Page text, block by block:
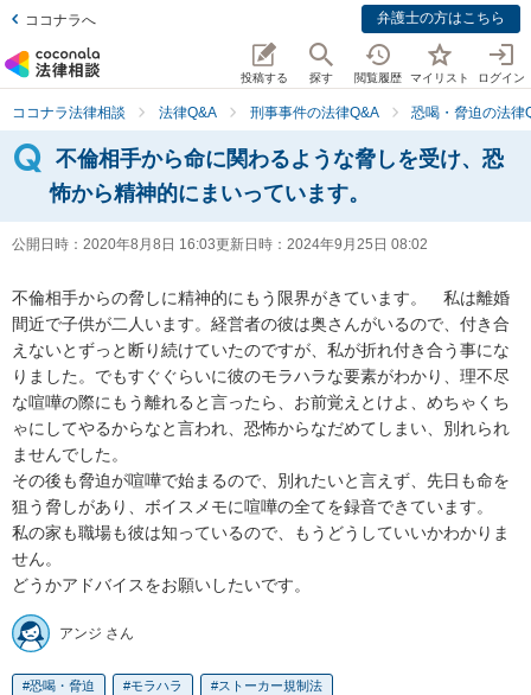
ココナラへ 弁護士の方はこちら
投稿する 探す 閲覧履歴 マイリスト ログイン
ココナラ法律相談 法律Q&A 刑事事件の法律Q&A 恐喝・脅迫の法律
不倫相手から命に関わるような脅しを受け、恐
怖から精神的にまいっています。
公開日時： 2020年8月8日 16:03更新日時： 2024年9月25日 08:02
不倫相手からの脅しに精神的にもう限界がきています。　私は離婚
間近で子供が二人います。経営者の彼は奥さんがいるので、付き合
えないとずっと断り続けていたのですが、私が折れ付き合う事にな
りました。でもすぐぐらいに彼のモラハラな要素がわかり、理不尽
な喧嘩の際にもう離れると言ったら、お前覚えとけよ、めちゃくち
ゃにしてやるからなと言われ、恐怖からなだめてしまい、別れられ
ませんでした。
その後も脅迫が喧嘩で始まるので、別れたいと言えず、先日も命を
狙う脅しがあり、ボイスメモに喧嘩の全てを録音できています。
私の家も職場も彼は知っているので、もうどうしていいかわかりま
せん。
どうかアドバイスをお願いしたいです。
アンジ さん
恐喝・脅迫 モラハラ ストーカー規制法